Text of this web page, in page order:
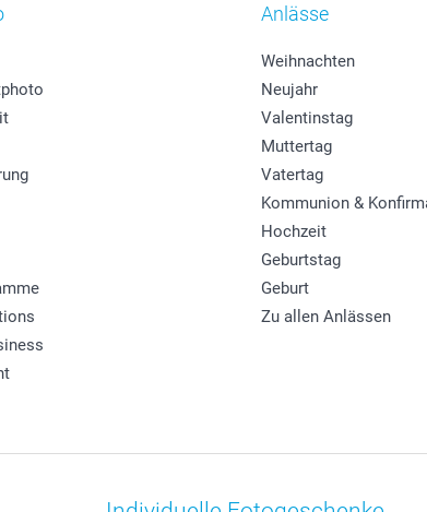
Anlässe
Weihnachten
Neujahr
Valentinstag
Muttertag
Vatertag
Kommunion &
Hochzeit
Geburtstag
Geburt
Zu allen Anlässen